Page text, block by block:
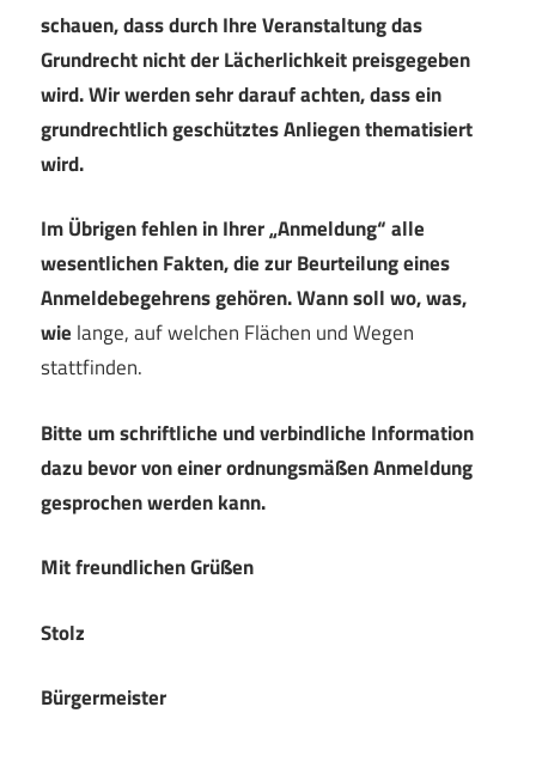
schauen, dass durch Ihre Veranstaltung das
Grundrecht nicht der Lächerlichkeit preisgegeben
wird. Wir werden sehr darauf achten, dass ein
grundrechtlich geschütztes Anliegen thematisiert
wird.
Im Übrigen fehlen in Ihrer „Anmeldung“ alle
wesentlichen Fakten, die zur Beurteilung eines
Anmeldebegehrens gehören. Wann soll wo, was,
wie lange, auf welchen Flächen und Wegen
stattfinden.
Bitte um schriftliche und verbindliche Information
dazu bevor von einer ordnungsmäßen Anmeldung
gesprochen werden kann.
Mit freundlichen Grüßen
Stolz
Bürgermeister